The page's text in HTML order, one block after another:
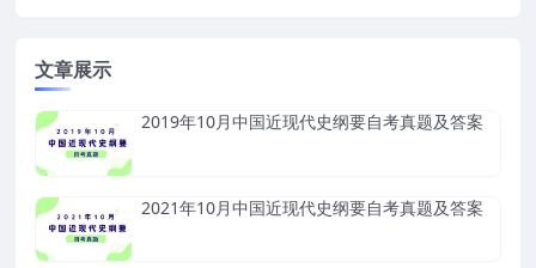
文章展示
2019年10月中国近现代史纲要自考真题及答案
2021年10月中国近现代史纲要自考真题及答案